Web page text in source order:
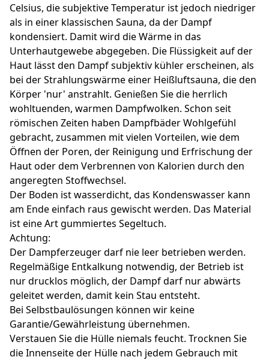
Celsius, die subjektive Temperatur ist jedoch niedriger
als in einer klassischen Sauna, da der Dampf
kondensiert. Damit wird die Wärme in das
Unterhautgewebe abgegeben. Die Flüssigkeit auf der
Haut lässt den Dampf subjektiv kühler erscheinen, als
bei der Strahlungswärme einer Heißluftsauna, die den
Körper 'nur' anstrahlt. Genießen Sie die herrlich
wohltuenden, warmen Dampfwolken. Schon seit
römischen Zeiten haben Dampfbäder Wohlgefühl
gebracht, zusammen mit vielen Vorteilen, wie dem
Öffnen der Poren, der Reinigung und Erfrischung der
Haut oder dem Verbrennen von Kalorien durch den
angeregten Stoffwechsel.
Der Boden ist wasserdicht, das Kondenswasser kann
am Ende einfach raus gewischt werden. Das Material
ist eine Art gummiertes Segeltuch.
Achtung:
Der Dampferzeuger darf nie leer betrieben werden.
Regelmäßige Entkalkung notwendig, der Betrieb ist
nur drucklos möglich, der Dampf darf nur abwärts
geleitet werden, damit kein Stau entsteht.
Bei Selbstbaulösungen können wir keine
Garantie/Gewährleistung übernehmen.
Verstauen Sie die Hülle niemals feucht. Trocknen Sie
die Innenseite der Hülle nach jedem Gebrauch mit